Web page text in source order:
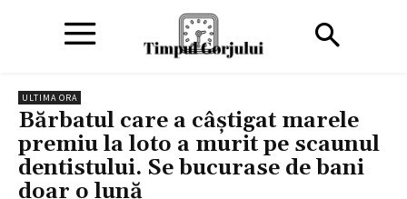
ULTIMA ORA
Bărbatul care a câștigat marele
premiu la loto a murit pe scaunul
dentistului. Se bucurase de bani
doar o lună